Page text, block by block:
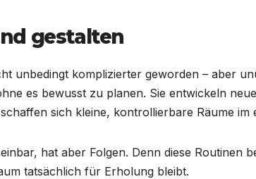
gestalten
unbedingt komplizierter geworden – aber
es bewusst zu planen. Sie entwickeln
sich kleine, kontrollierbare Räume im
hat aber Folgen. Denn diese Routinen
tatsächlich für Erholung bleibt.